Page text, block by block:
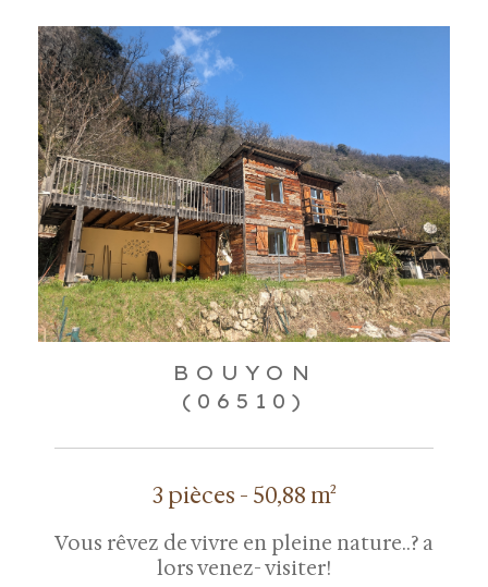
BOUYON
(06510)
3 pièces - 50,88 m²
Vous rêvez de vivre en pleine nature..? a
lors venez- visiter!